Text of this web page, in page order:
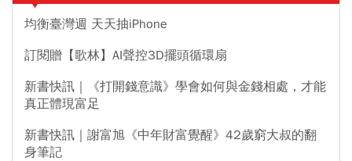
均衡臺灣週 天天抽iPhone
訂閱贈【歌林】AI聲控3D擺頭循環扇
新書快訊｜《打開錢意識》學會如何與金錢相處，才能
真正體現富足
新書快訊｜謝富旭《中年財富覺醒》42歲窮大叔的翻
身筆記